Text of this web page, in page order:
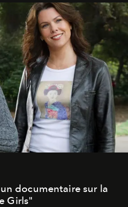
documentaire sur la
Girls"